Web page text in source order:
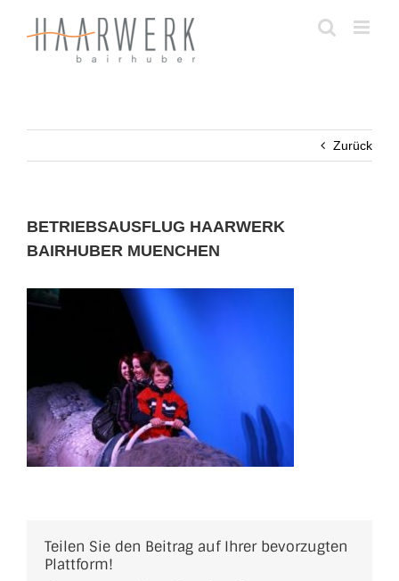
Zurück
BETRIEBSAUSFLUG HAARWERK
BAIRHUBER MUENCHEN
Teilen Sie den Beitrag auf Ihrer bevorzugten
Plattform!